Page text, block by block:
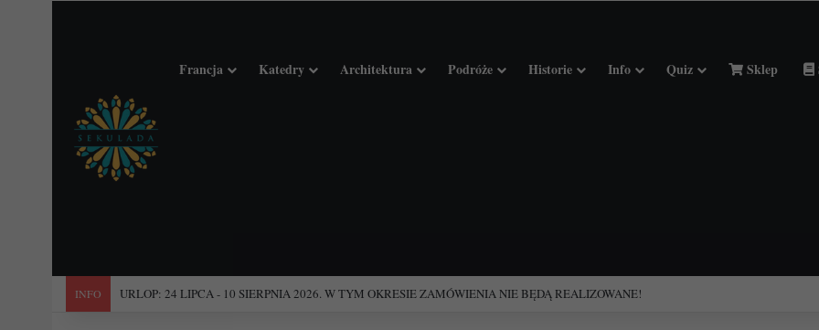
Francja Katedry Architektura Podróże Historie Info Quiz Sklep
INFO "Święta Francja". Przewodnik po 101 średniowiecznych kościołach Francji.